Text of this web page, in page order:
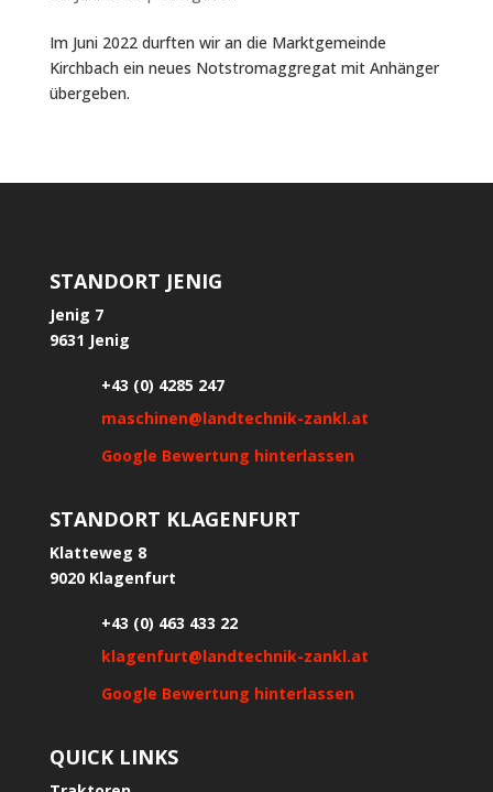
Im Juni 2022 durften wir an die Marktgemeinde
Kirchbach ein neues Notstromaggregat mit Anhänger
übergeben.
STANDORT JENIG
Jenig 7
9631 Jenig
+43 (0) 4285 247
maschinen@landtechnik-zankl.at
Google Bewertung hinterlassen
STANDORT KLAGENFURT
Klatteweg 8
9020 Klagenfurt
+43 (0) 463 433 22
klagenfurt@landtechnik-zankl.at
Google Bewertung hinterlassen
QUICK LINKS